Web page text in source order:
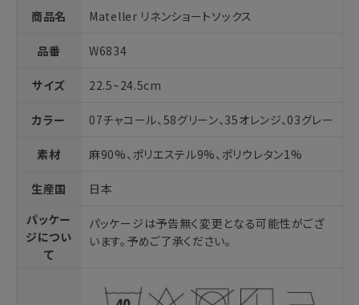
商品名 Mateller リネンショートソックス
品番 W6834
サイズ 22.5~24.5cm
カラー 07チャコール、58グリーン、35オレンジ、03グレー
素材 麻90%、ポリエステル9%、ポリウレタン1%
生産国
日本
パッケー
ジについ
て
パッケージは予告無く変更となる可能性がござ
います。予めご了承ください。